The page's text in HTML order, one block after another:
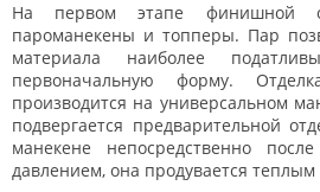
На первом этапе финишной
пароманекены и топперы. Пар
материала наиболее
первоначальную форму.
производится на универсальном
подвергается предварительной
манекене непосредственно
давлением, она продувается теплым